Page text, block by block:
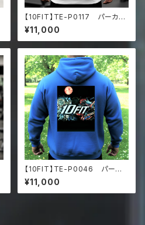
【10FIT】TE-P0117 パーカ
ー 筋トレ トレーニング フル
ジップパーカー 10FITアート
デザイン
¥11,000
【10FIT】TE-P0046 パーカ
ー トレーニング 筋トレ 10F
ITアートデザイン
¥11,000